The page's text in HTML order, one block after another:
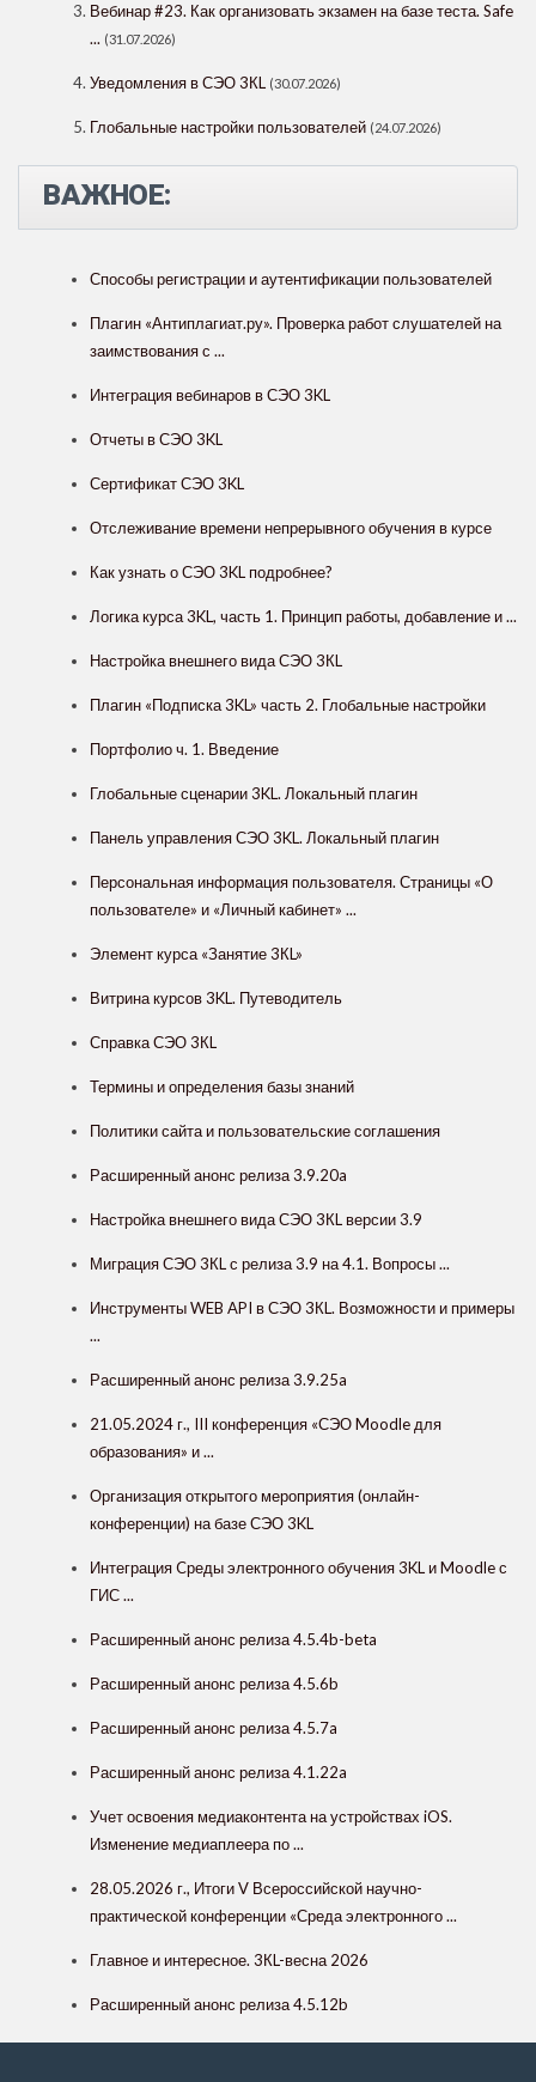
Вебинар #23. Как организовать экзамен на базе теста. Safe
... (31.07.2026)
Уведомления в СЭО 3КL (30.07.2026)
Глобальные настройки пользователей (24.07.2026)
ВАЖНОЕ:
Способы регистрации и аутентификации пользователей
Плагин «Антиплагиат.ру». Проверка работ слушателей на
заимствования с ...
Интеграция вебинаров в СЭО 3KL
Отчеты в СЭО 3KL
Сертификат СЭО 3KL
Отслеживание времени непрерывного обучения в курсе
Как узнать о СЭО 3KL подробнее?
Логика курса 3KL, часть 1. Принцип работы, добавление и ...
Настройка внешнего вида СЭО 3КL
Плагин «Подписка 3KL» часть 2. Глобальные настройки
Портфолио ч. 1. Введение
Глобальные сценарии 3KL. Локальный плагин
Панель управления СЭО 3KL. Локальный плагин
Персональная информация пользователя. Страницы «О
пользователе» и «Личный кабинет» ...
Элемент курса «Занятие 3КL»
Витрина курсов 3KL. Путеводитель
Справка СЭО 3КL
Термины и определения базы знаний
Политики сайта и пользовательские соглашения
Расширенный анонс релиза 3.9.20a
Настройка внешнего вида СЭО 3КL версии 3.9
Миграция СЭО 3КL с релиза 3.9 на 4.1. Вопросы ...
Инструменты WEB API в СЭО 3КL. Возможности и примеры
...
Расширенный анонс релиза 3.9.25a
21.05.2024 г., III конференция «СЭО Moodle для
образования» и ...
Организация открытого мероприятия (онлайн-
конференции) на базе СЭО 3KL
Интеграция Cреды электронного обучения 3KL и Moodle с
ГИС ...
Расширенный анонс релиза 4.5.4b-beta
Расширенный анонс релиза 4.5.6b
Расширенный анонс релиза 4.5.7a
Расширенный анонс релиза 4.1.22a
Учет освоения медиаконтента на устройствах iOS.
Изменение медиаплеера по ...
28.05.2026 г., Итоги V Всероссийской научно-
практической конференции «Среда электронного ...
Главное и интересное. 3КL-весна 2026
Расширенный анонс релиза 4.5.12b